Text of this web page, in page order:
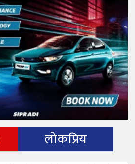
लोकप्रिय